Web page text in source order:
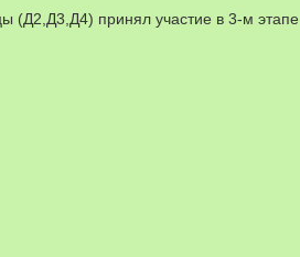
(Д2,Д3,Д4) принял участие в 3-м этапе